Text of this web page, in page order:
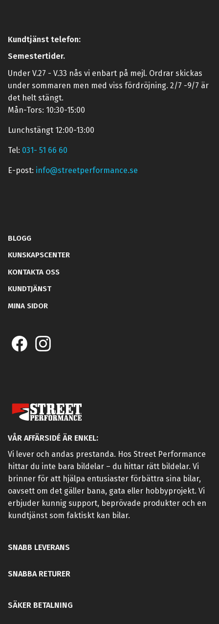
Kundtjänst telefon:
Semestertider.
Under V.27 - V.33 nås vi enbart på mejl. Ordrar skickas
under sommaren men med viss fördröjning. 2/7 -9/7 är
det helt stängt.
Mån-Tors: 10:30-15:00
Lunchstängt 12:00-13:00
Tel: 031- 51 66 60
E-post: info@streetperformance.se
BLOGG
KUNSKAPSCENTER
KONTAKTA OSS
KUNDTJÄNST
MINA SIDOR
VÅR AFFÄRSIDÉ ÄR ENKEL:
Vi lever och andas prestanda. Hos Street Performance
hittar du inte bara bildelar – du hittar rätt bildelar. Vi
brinner för att hjälpa entusiaster förbättra sina bilar,
oavsett om det gäller bana, gata eller hobbyprojekt. Vi
erbjuder kunnig support, beprövade produkter och en
kundtjänst som faktiskt kan bilar.
SNABB LEVERANS
SNABBA RETURER
SÄKER BETALNING